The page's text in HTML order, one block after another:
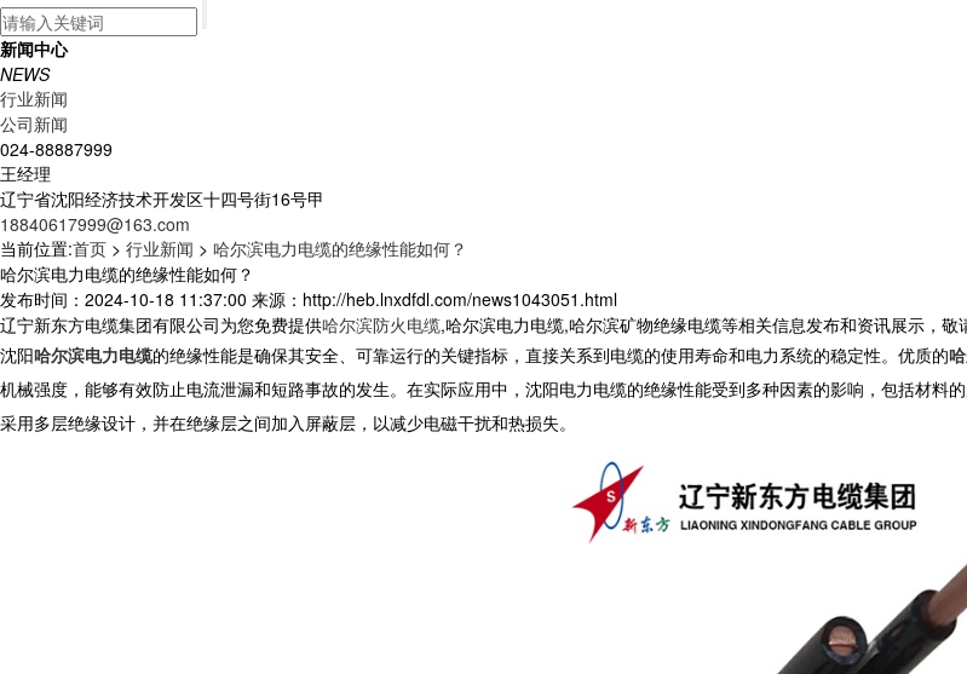
新闻中心
NEWS
行业新闻
公司新闻
024-88887999
王经理
辽宁省沈阳经济技术开发区十四号街16号甲
18840617999@163.com
当前位置:首页 > 行业新闻 > 哈尔滨电力电缆的绝缘性能如何？
哈尔滨电力电缆的绝缘性能如何？
发布时间：2024-10-18 11:37:00 来源：http://heb.lnxdfdl.com/news1043051.html
辽宁新东方电缆集团有限公司为您免费提供哈尔滨防火电缆,哈尔滨电力电缆,哈尔滨矿物绝缘电缆等相关信息发布和资讯展示，敬
沈阳哈尔滨电力电缆的绝缘性能是确保其安全、可靠运行的关键指标，直接关系到电缆的使用寿命和电力系统的稳定性。优质的
机械强度，能够有效防止电流泄漏和短路事故的发生。在实际应用中，沈阳电力电缆的绝缘性能受到多种因素的影响，包括材
采用多层绝缘设计，并在绝缘层之间加入屏蔽层，以减少电磁干扰和热损失。